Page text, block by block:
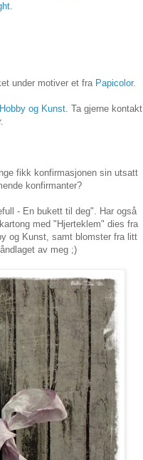
.
under motiver et fra Papicolor.
og Kunst. Ta gjerne kontakt
fikk konfirmasjonen sin utsatt
konfirmanter?
- En bukett til deg". Har også
med "Hjerteklem" dies fra
og Kunst, samt blomster fra litt
av meg ;)